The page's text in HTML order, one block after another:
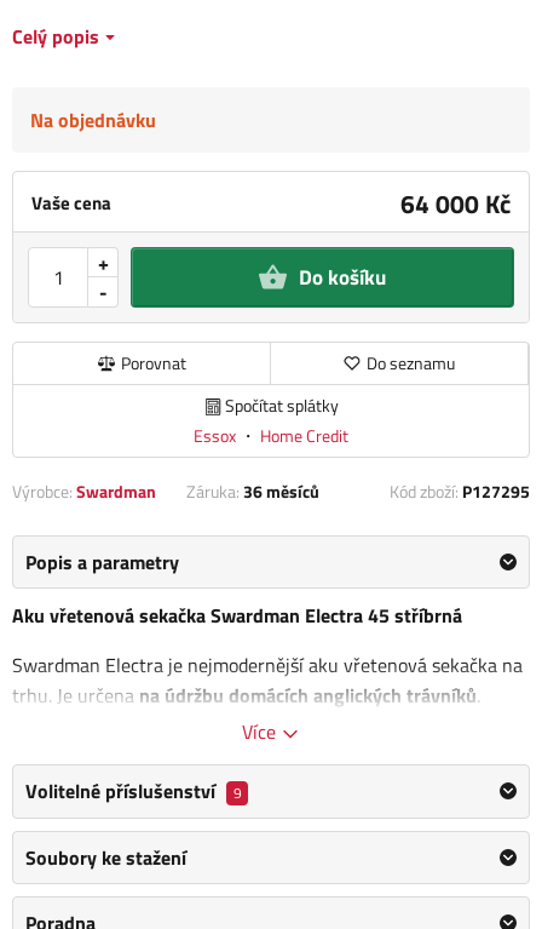
Vaše cena 64 000 Kč
-
+ Do košíku
Porovnat
Do seznamu
Spočítat splátky
Essox ・ Home Credit
Celý popis
Na objednávku
Výrobce:Swardman Záruka:36 měsíců Kód zboží: P127295
Popis a parametry
Aku vřetenová sekačka Swardman Electra 45 stříbrná
Swardman Electra je nejmodernější aku vřetenová sekačka na
trhu. Je určena na údržbu domácích anglických trávníků.
Jedná se o první sekačku na trhu se dvěma průmyslovými
vřetene a druhý pro pojezd sekačky.
Electra jekompletně vyvinuta a vyrobena v České republices
důrazem na snadnou a intuitivní manipulaci, svobodu pohybu
bez kabelů, nízké provozní náklady a velmi tichý provoz, který
Více
Volitelné příslušenství 9
Soubory ke stažení
Poradna